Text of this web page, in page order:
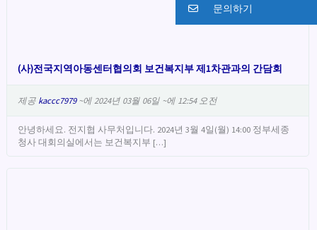
(사)전국지역아동센터협의회 보건복지부 제1차관과의 간담회
제공 kaccc7979~에 2024년 03월 06일 ~에 12:54 오전
안녕하세요. 전지협 사무처입니다. 2024년 3월 4일(월) 14:00 정부세종
청사 대회의실에서는 보건복지부 […]
문의하기